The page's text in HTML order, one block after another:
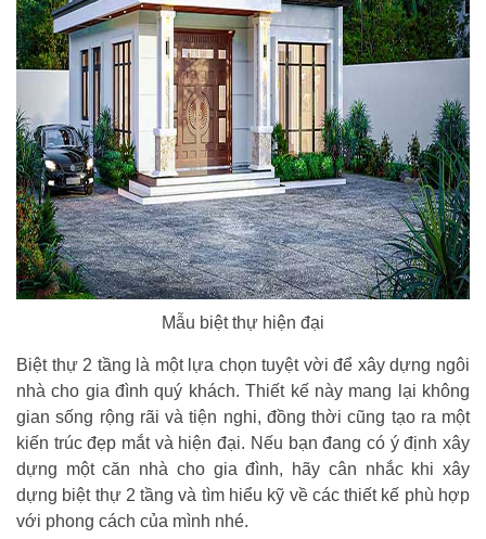
Mẫu biệt thự hiện đại
Biệt thự 2 tầng là một lựa chọn tuyệt vời để xây dựng ngôi
nhà cho gia đình quý khách. Thiết kế này mang lại không
gian sống rộng rãi và tiện nghi, đồng thời cũng tạo ra một
kiến trúc đẹp mắt và hiện đại. Nếu bạn đang có ý định xây
dựng một căn nhà cho gia đình, hãy cân nhắc khi xây
dựng biệt thự 2 tầng và tìm hiểu kỹ về các thiết kế phù hợp
với phong cách của mình nhé.